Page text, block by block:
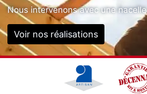
Nous intervenons avec une nacelle
Voir nos réalisations